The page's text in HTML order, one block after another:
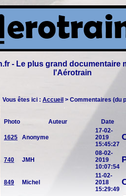
- Le plus grand documentaire
l'Aérotrain
Vous êtes ici : Accueil > Commentaires (du
Photo Auteur Date
1625 Anonyme
17-02-
2019
15:45:27
740 JMH
08-02-
2019
10:07:54
849 Michel
11-02-
2018
15:29:49